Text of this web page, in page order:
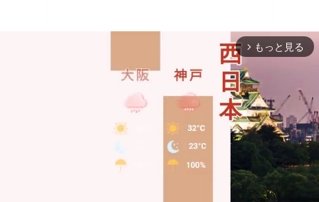
arrow_forward_ios もっと見る